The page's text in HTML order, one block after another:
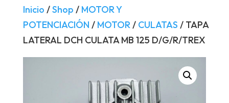
Inicio /Shop / MOTOR Y
POTENCIACIÓN / MOTOR/ CULATAS / TAPA
LATERAL DCH CULATA MB 125 D/G/R/TREX